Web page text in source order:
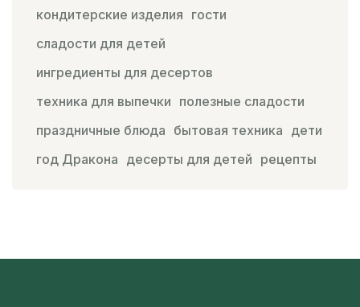
кондитерские изделия гости
сладости для детей
ингредиенты для десертов
техника для выпечки полезные сладости
праздничные блюда бытовая техника дети
год Дракона десерты для детей рецепты